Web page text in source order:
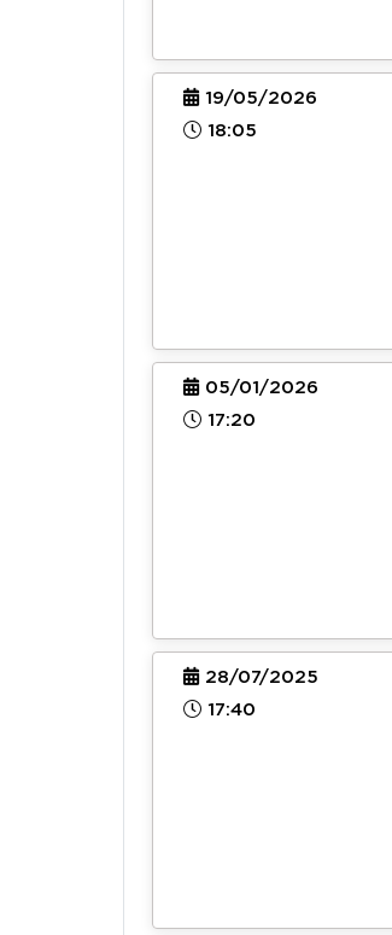
19/05/2026
18:05
05/01/2026
17:20
28/07/2025
17:40